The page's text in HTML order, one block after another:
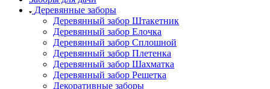
Деревянные заборы
Деревянный забор Штакетник
Деревянный забор Елочка
Деревянный забор Сплошной
Деревянный забор Плетенка
Деревянный забор Шахматка
Деревянный забор Решетка
Декоративные заборы